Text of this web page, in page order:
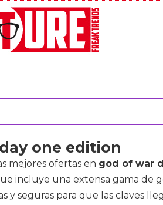
one edition
mejores ofertas en god of war
incluye una extensa gama de
y seguras para que las claves